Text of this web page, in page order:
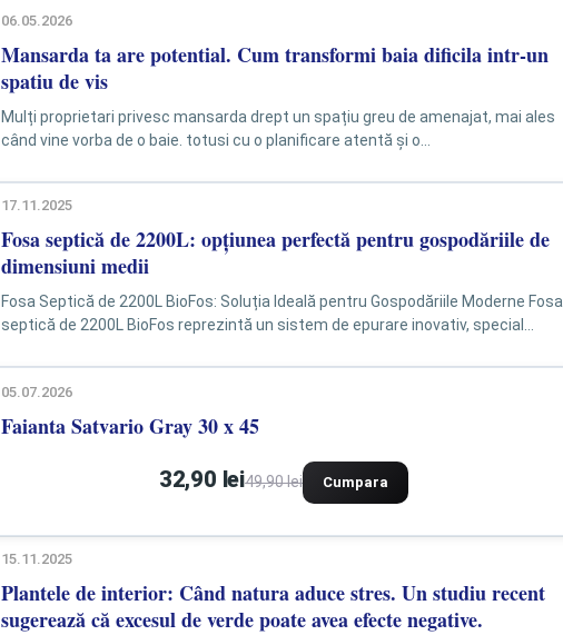
06.05.2026
Mansarda ta are potential. Cum transformi baia dificila intr-un
spatiu de vis
Mulți proprietari privesc mansarda drept un spațiu greu de amenajat, mai ales
când vine vorba de o baie. totusi cu o planificare atentă și o...
17.11.2025
Fosa septică de 2200L: opțiunea perfectă pentru gospodăriile de
dimensiuni medii
Fosa Septică de 2200L BioFos: Soluția Ideală pentru Gospodăriile Moderne Fosa
septică de 2200L BioFos reprezintă un sistem de epurare inovativ, special
05.07.2026
Faianta Satvario Gray 30 x 45
32,90 lei49,90 lei Cumpara
15.11.2025
Plantele de interior: Când natura aduce stres. Un studiu recent
sugerează că excesul de verde poate avea efecte negative.